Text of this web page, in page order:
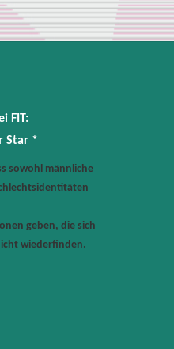
FIT:
Star *
sowohl männliche
geben, die sich
wiederfinden.